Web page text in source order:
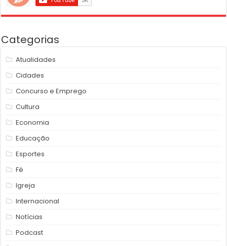
Categorias
Atualidades
Cidades
Concurso e Emprego
Cultura
Economia
Educação
Esportes
Fé
Igreja
Internacional
Notícias
Podcast